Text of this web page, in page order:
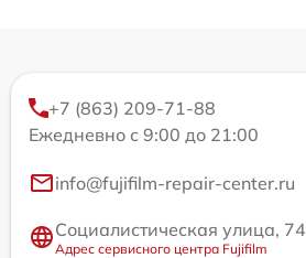
+7 (863) 209-71-88
Ежедневно с 9:00 до 21:00
info@fujifilm-repair-center.ru
Социалистическая улица, 74
Адрес сервисного центра Fujifilm